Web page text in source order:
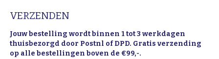
VERZENDEN
Jouw bestelling wordt binnen 1 tot 3 werkdagen
thuisbezorgd door Postnl of DPD. Gratis verzending
op alle bestellingen boven de €99,-.